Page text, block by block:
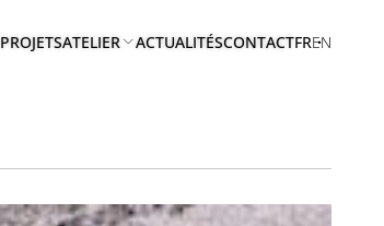
PROJETSATELIER
ACTUALITÉSCONTACTFREN